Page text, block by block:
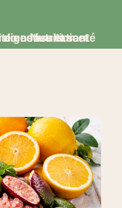
à Saumur, Avoine et en visio consultation